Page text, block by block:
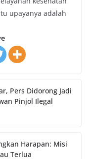
upayanya adalah
Pers Didorong Jadi
Pinjol Ilegal
Harapan: Misi
Terlua